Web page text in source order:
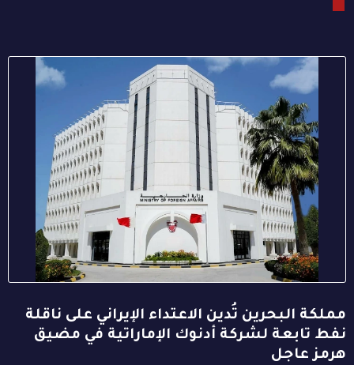
مملكة البحرين تُدين الاعتداء الإيراني على ناقلة
نفط تابعة لشركة أدنوك الإماراتية في مضيق
هرمز عاجل